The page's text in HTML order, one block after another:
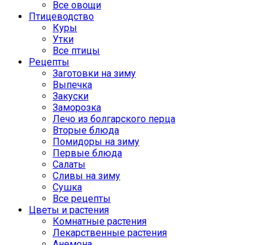
Все овощи
Птицеводство
Куры
Утки
Все птицы
Рецепты
Заготовки на зиму
Выпечка
Закуски
Заморозка
Лечо из болгарского перца
Вторые блюда
Помидоры на зиму
Первые блюда
Салаты
Сливы на зиму
Сушка
Все рецепты
Цветы и растения
Комнатные растения
Лекарственные растения